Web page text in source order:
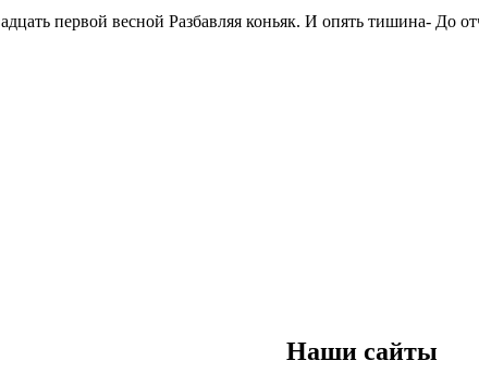
первой весной Разбавляя коньяк. И опять тишина- До
Наши сайты